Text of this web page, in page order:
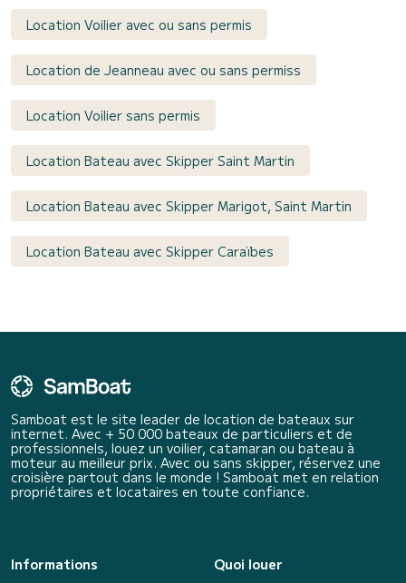
Location Voilier avec ou sans permis
Location de Jeanneau avec ou sans permiss
Location Voilier sans permis
Location Bateau avec Skipper Saint Martin
Location Bateau avec Skipper Marigot, Saint Martin
Location Bateau avec Skipper Caraïbes
Samboat est le site leader de location de bateaux sur
internet. Avec + 50 000 bateaux de particuliers et de
professionnels, louez un voilier, catamaran ou bateau à
moteur au meilleur prix. Avec ou sans skipper, réservez une
croisière partout dans le monde ! Samboat met en relation
propriétaires et locataires en toute confiance.
Informations
Quoi louer